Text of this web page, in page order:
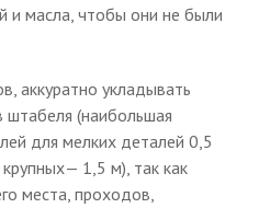
и масла, чтобы они не были
аккуратно укладывать
(наибольшая
для мелких деталей 0,5
1,5 м), так как
места, проходов,